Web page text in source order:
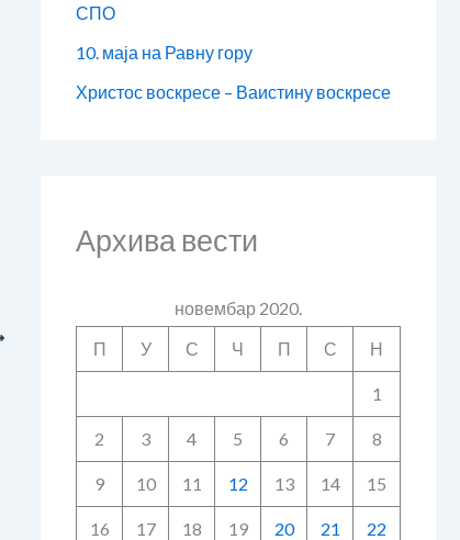
СПО
10. маја на Равну гору
Христос воскресе – Ваистину воскресе
Архива вести
новембар 2020.
П
У С Ч П С Н
1
2 3 4 5 6 7 8
9 10 11 12 13 14 15
16 17 18 19 20 21 22